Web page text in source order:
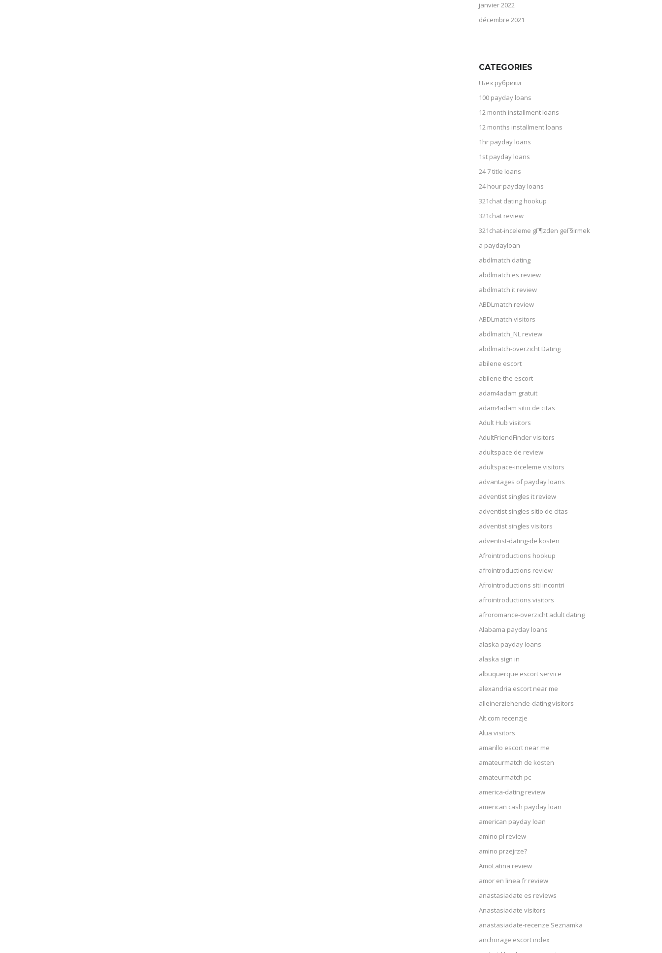
janvier 2022
décembre 2021
CATEGORIES
! Без рубрики
100 payday loans
12 month installment loans
12 months installment loans
1hr payday loans
1st payday loans
24 7 title loans
24 hour payday loans
321chat dating hookup
321chat review
321chat-inceleme gГ¶zden geГ§irmek
a paydayloan
abdlmatch dating
abdlmatch es review
abdlmatch it review
ABDLmatch review
ABDLmatch visitors
abdlmatch_NL review
abdlmatch-overzicht Dating
abilene escort
abilene the escort
adam4adam gratuit
adam4adam sitio de citas
Adult Hub visitors
AdultFriendFinder visitors
adultspace de review
adultspace-inceleme visitors
advantages of payday loans
adventist singles it review
adventist singles sitio de citas
adventist singles visitors
adventist-dating-de kosten
Afrointroductions hookup
afrointroductions review
Afrointroductions siti incontri
afrointroductions visitors
afroromance-overzicht adult dating
Alabama payday loans
alaska payday loans
alaska sign in
albuquerque escort service
alexandria escort near me
alleinerziehende-dating visitors
Alt.com recenzje
Alua visitors
amarillo escort near me
amateurmatch de kosten
amateurmatch pc
america-dating review
american cash payday loan
american payday loan
amino pl review
amino przejrze?
AmoLatina review
amor en linea fr review
anastasiadate es reviews
Anastasiadate visitors
anastasiadate-recenze Seznamka
anchorage escort index